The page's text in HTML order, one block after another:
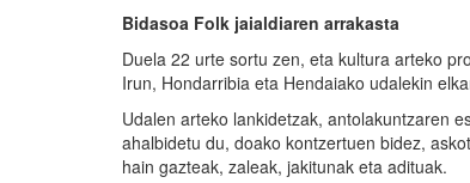
Bidasoa Folk jaialdiaren arrakasta
Duela 22 urte sortu zen, eta kultura arteko
Irun, Hondarribia eta Hendaiako udalekin
Udalen arteko lankidetzak, antolakuntzaren
ahalbidetu du, doako kontzertuen bidez,
hain gazteak, zaleak, jakitunak eta adituak.